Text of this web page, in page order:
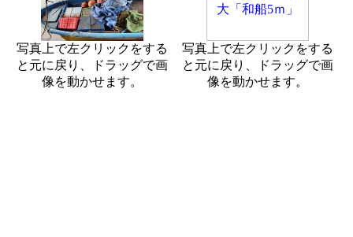
写真上で左クリックをする
と元に戻り、ドラッグで画
像を動かせます。
写真上で左クリックをする
と元に戻り、ドラッグで画
像を動かせます。